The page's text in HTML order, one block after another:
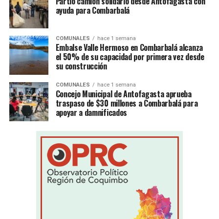
ayuda para Combarbalá
COMUNALES hace 1 semana
Embalse Valle Hermoso en Combarbalá alcanza
el 50% de su capacidad por primera vez desde
su construcción
COMUNALES hace 1 semana
Concejo Municipal de Antofagasta aprueba
traspaso de $30 millones a Combarbalá para
apoyar a damnificados